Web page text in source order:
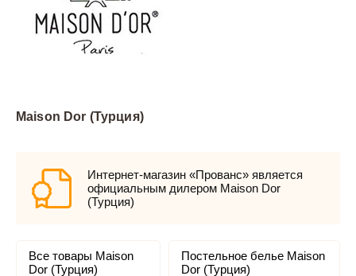
Maison Dor (Турция)
Интернет-магазин «Прованс» является
официальным дилером Maison Dor
(Турция)
Все товары Maison
Dor (Турция)
Постельное белье Maison
Dor (Турция)